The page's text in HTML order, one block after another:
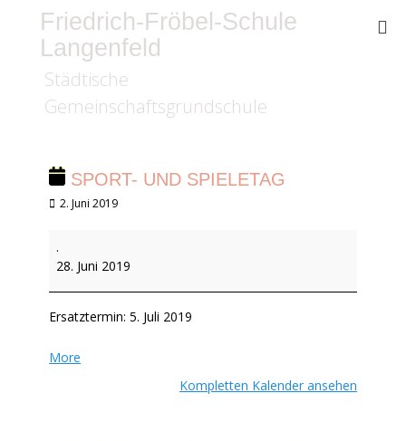
Friedrich-Fröbel-Schule
Langenfeld
Städtische
Gemeinschaftsgrundschule
SPORT- UND SPIELETAG
Veröffentlicht
2. Juni 2019
und
Spieletag
.
28. Juni 2019
Ersatztermin: 5. Juli 2019
More
Kompletten Kalender ansehen